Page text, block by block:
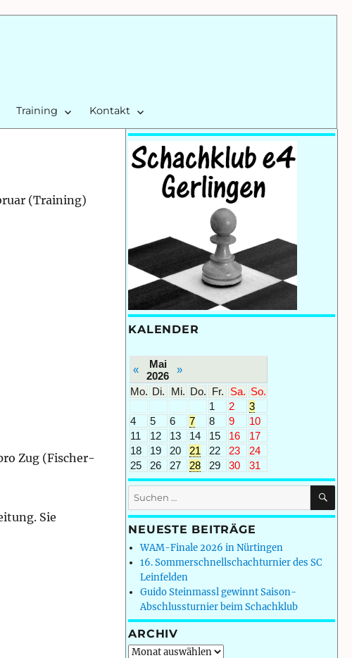
Training Kontakt
(Training)
Zug (Fischer-
Sie
KALENDER
«
Mai
2026
»
Mo. Di. Mi. Do. Fr. Sa. So.
1
2
3
4
5 6 7 8 9
10
11
12 13 14 15 16
17
18
19 20 21 22 23
24
25
26 27 28 29 30 31
Suchen
nach:
NEUESTE BEITRÄGE
WAM-Finale 2026 in Nürtingen
16. Sommerschnellschachturnier des SC
Leinfelden
Guido Steinmassl gewinnt Saison-
Abschlussturnier beim Schachklub
ARCHIV
Archiv